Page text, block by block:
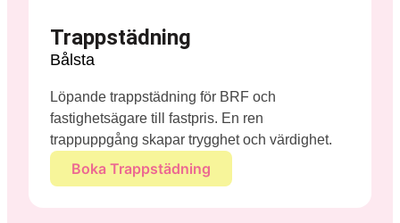
Trappstädning
Bålsta
Löpande trappstädning för BRF och
fastighetsägare till fastpris. En ren
trappuppgång skapar trygghet och värdighet.
Boka Trappstädning